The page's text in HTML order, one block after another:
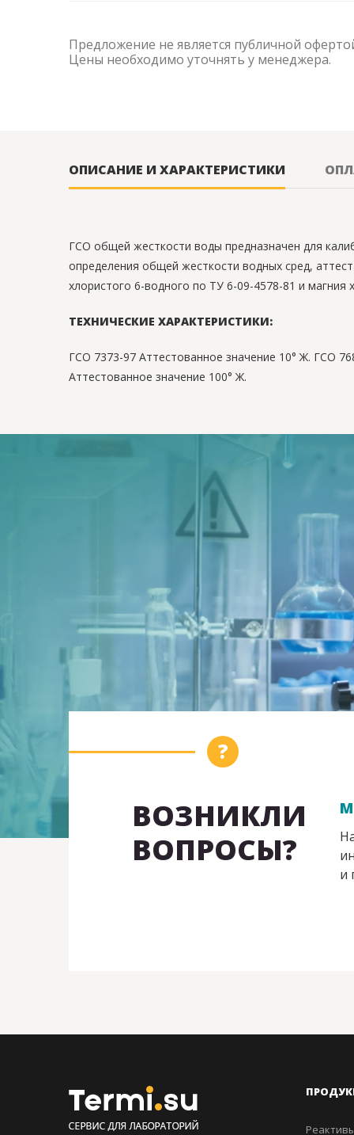
Предложение не является публичной
Цены необходимо уточнять у менеджера.
ОПИСАНИЕ И ХАРАКТЕРИСТИКИ
ГСО общей жесткости воды предназначен для
определения общей жесткости водных сред,
хлористого 6-водного по ТУ 6-09-4578-81 и
ТЕХНИЧЕСКИЕ ХАРАКТЕРИСТИКИ:
ГСО 7373-97 Аттестованное значение 10° Ж. ГСО
Аттестованное значение 100° Ж.
ВОЗНИКЛИ
ВОПРОСЫ?
и